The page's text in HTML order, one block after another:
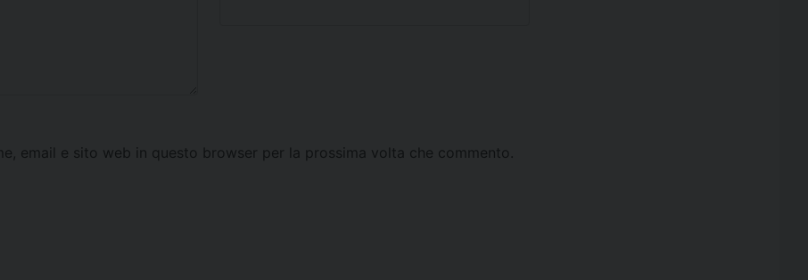
email e sito web in questo browser per la prossima volta che commento.